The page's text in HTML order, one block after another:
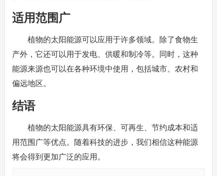
适用范围广
植物的太阳能源可以应用于许多领域。除了食物生
产外，它还可以用于发电、供暖和制冷等。同时，这种
能源来源也可以在各种环境中使用，包括城市、农村和
偏远地区。
结语
植物的太阳能源具有环保、可再生、节约成本和适
用范围广等优点。随着科技的进步，我们相信这种能源
将会得到更加广泛的应用。